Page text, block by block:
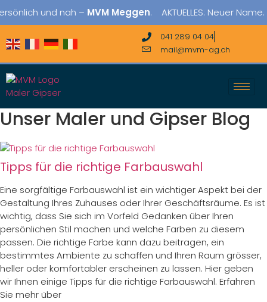
und nah –MVM Meggen. AKTUELLES: Neuer Name.
041 289 04 04
mail@mvm-ag.ch
Unser Maler und Gipser Blog
Tipps für die richtige Farbauswahl
Eine sorgfältige Farbauswahl ist ein wichtiger Aspekt bei der
Gestaltung Ihres Zuhauses oder Ihrer Geschäftsräume. Es ist
wichtig, dass Sie sich im Vorfeld Gedanken über Ihren
persönlichen Stil machen und welche Farben zu diesem
passen. Die richtige Farbe kann dazu beitragen, ein
bestimmtes Ambiente zu schaffen und Ihren Raum grösser,
heller oder komfortabler erscheinen zu lassen. Hier geben
wir Ihnen einige Tipps für die richtige Farbauswahl. Erfahren
Sie mehr über